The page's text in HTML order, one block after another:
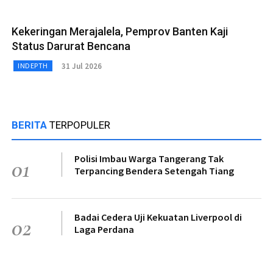
Kekeringan Merajalela, Pemprov Banten Kaji
Status Darurat Bencana
INDEPTH 31 Jul 2026
BERITA TERPOPULER
01
Polisi Imbau Warga Tangerang Tak
Terpancing Bendera Setengah Tiang
02
Badai Cedera Uji Kekuatan Liverpool di
Laga Perdana